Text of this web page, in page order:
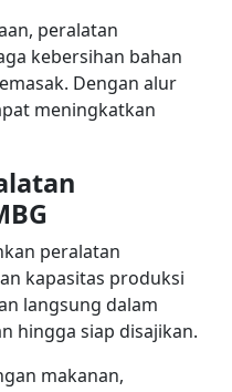
peralatan
kebersihan bahan
Dengan alur
meningkatkan
peralatan
kapasitas produksi
langsung dalam
hingga siap disajikan.
makanan,